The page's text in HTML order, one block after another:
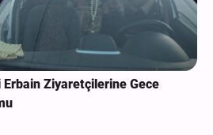
Erbain Ziyaretçilerine Gece